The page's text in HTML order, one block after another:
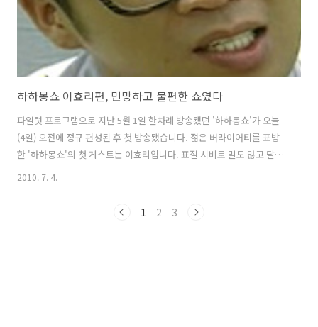
하하몽쇼 이효리편, 민망하고 불편한 쇼였다
파일럿 프로그램으로 지난 5월 1일 한차례 방송됐던 '하하몽쇼'가 오늘
(4일) 오전에 정규 편성된 후 첫 방송됐습니다. 젊은 버라이어티를 표방
한 '하하몽쇼'의 첫 게스트는 이효리입니다. 표절 시비로 말도 많고 탈도
많았던 '하하몽쇼' 첫 방송은 한 마디로 '이효리의 이효리에 의한 이효리
표절 의혹이 있어 현재 작곡가 바누스를 형사고소한 상태입니다. 자신이
2010. 7. 4.
1 2 3